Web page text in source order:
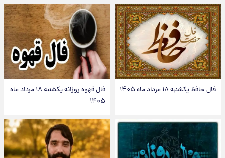
فال حافظ یکشنبه ۱۸ مرداد ماه ۱۴۰۵
فال قهوه روزانه یکشنبه ۱۸ مرداد ماه
۱۴۰۵